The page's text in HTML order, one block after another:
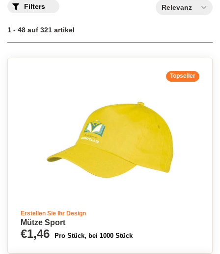
Filters Relevanz
1 - 48 auf 321 artikel
Topseller
Erstellen Sie Ihr Design
Mütze Sport
€1,46 Pro Stück, bei 1000 Stück